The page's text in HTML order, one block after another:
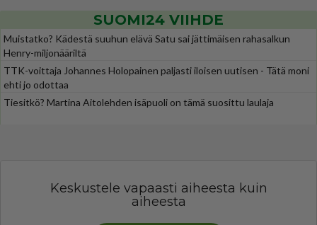
SUOMI24 VIIHDE
Muistatko? Kädestä suuhun elävä Satu sai jättimäisen rahasalkun
Henry-miljonääriltä
TTK-voittaja Johannes Holopainen paljasti iloisen uutisen - Tätä moni
ehti jo odottaa
Tiesitkö? Martina Aitolehden isäpuoli on tämä suosittu laulaja
Keskustele vapaasti aiheesta kuin
aiheesta